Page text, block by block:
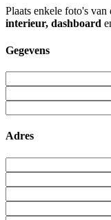
Plaats enkele foto's van
interieur, dashboard
Gegevens
Adres